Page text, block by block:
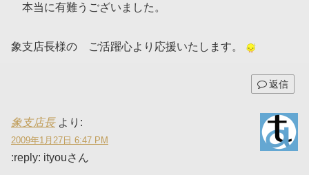
本当に有難うございました。
象支店長様の ご活躍心より応援いたします。
返信
象支店長 より:
2009年1月27日 6:47 PM
:reply: ityouさん